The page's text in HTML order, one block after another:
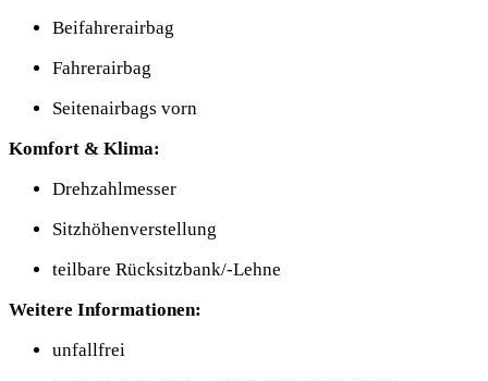
Beifahrerairbag
Fahrerairbag
Seitenairbags vorn
Komfort & Klima:
Drehzahlmesser
Sitzhöhenverstellung
teilbare Rücksitzbank/-Lehne
Weitere Informationen:
unfallfrei